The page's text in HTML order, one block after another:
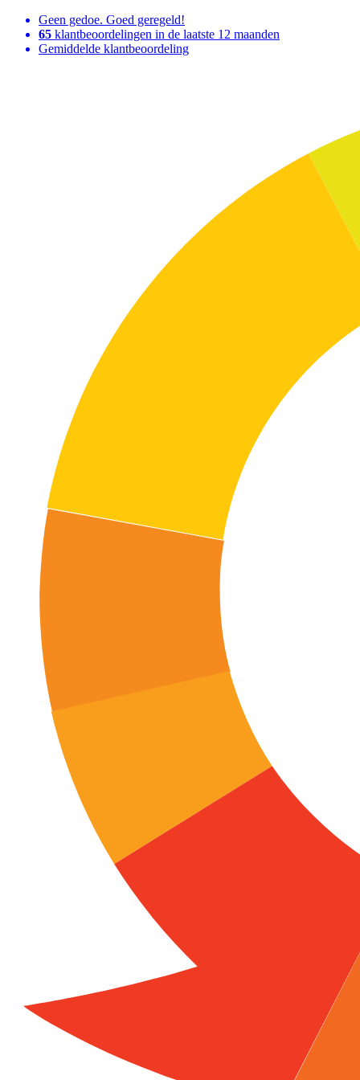
Geen gedoe. Goed geregeld!
65 klantbeoordelingen in de laatste 12 maanden
Gemiddelde klantbeoordeling